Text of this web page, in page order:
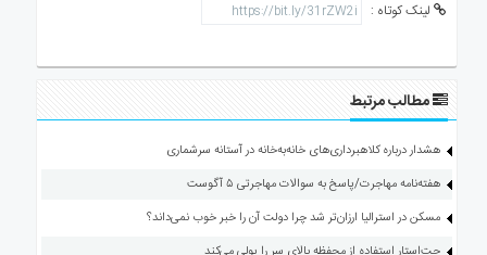
لینک کوتاه :
مطالب مرتبط
هشدار درباره کلاهبرداری‌های خانه‌به‌خانه در آستانه سرشماری
هفته‌نامه مهاجرت/پاسخ به سوالات مهاجرتی ۵ آگوست
مسکن در استرالیا ارزان‌تر شد چرا دولت آن را خبر خوب نمی‌داند؟